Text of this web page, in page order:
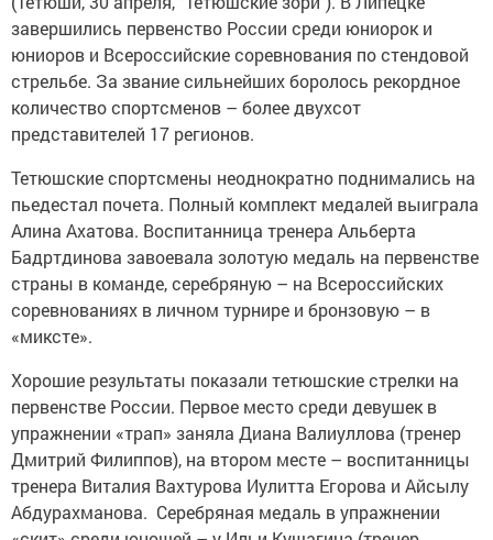
завершились первенство России среди юниорок и
юниоров и Всероссийские соревнования по стендовой
стрельбе. За звание сильнейших боролось рекордное
количество спортсменов – более двухсот
представителей 17 регионов.
Тетюшские спортсмены неоднократно поднимались на
пьедестал почета. Полный комплект медалей вы­играла
Алина Ахатова. Воспитанница тренера Альберта
Бадртдинова завоевала золотую медаль на первенстве
страны в команде, серебряную – на Всероссийских
соревнованиях в личном турнире и бронзовую – в
«миксте».
Хорошие результаты показали тетюшские стрелки на
первенстве России. Первое место среди девушек в
упражнении «трап» заняла Диана Валиуллова (тренер
Дмитрий Филиппов), на втором месте – воспитанницы
тренера Виталия Вахтурова Иулитта Егорова и Айсылу
Абдурахманова. Серебряная медаль в упражнении